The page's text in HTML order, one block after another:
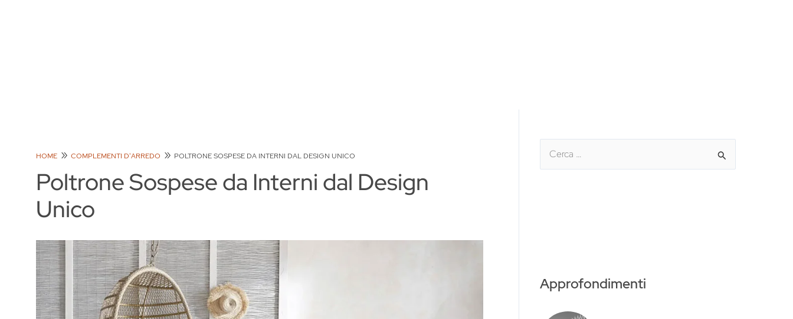
HOME COMPLEMENTI D'ARREDO POLTRONE SOSPESE DA INTERNI DAL DESIGN UNICO
Poltrone Sospese da Interni dal Design
Unico
Approfondimenti